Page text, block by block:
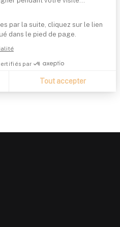
par la suite, cliquez sur le lien
dans le pied de page.
par
Tout accepter
d'adapter et de gérer vos